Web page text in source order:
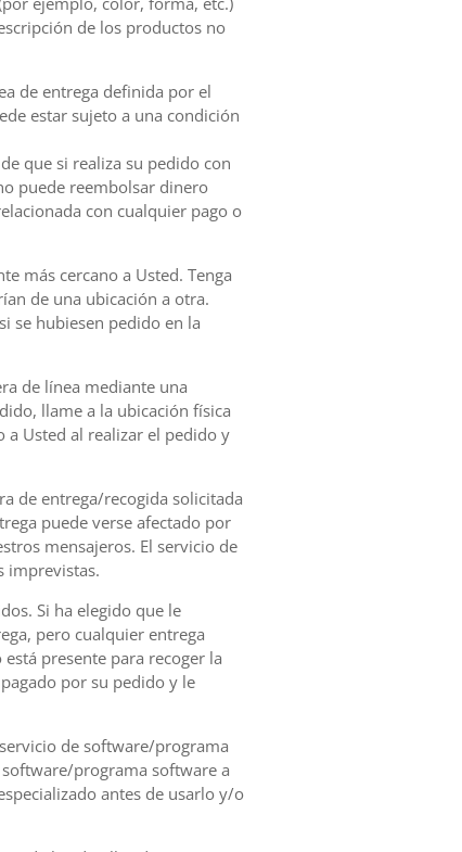
de los productos no
de entrega definida por el
estar sujeto a una condición
que si realiza su pedido con
puede reembolsar dinero
con cualquier pago o
más cercano a Usted. Tenga
de una ubicación a otra.
se hubiesen pedido en la
de línea mediante una
llame a la ubicación física
a Usted al realizar el pedido y
de entrega/recogida solicitada
puede verse afectado por
mensajeros. El servicio de
imprevistas.
Si ha elegido que le
pero cualquier entrega
presente para recoger la
por su pedido y le
de software/programa
programa software a
antes de usarlo y/o